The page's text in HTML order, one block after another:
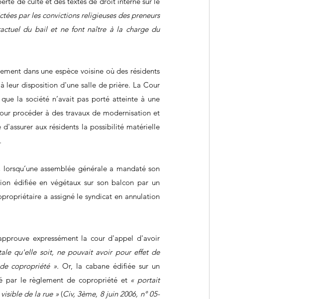
par les convictions religieuses des preneurs
du bail et ne font naître à la charge du
dans une espèce voisine où des résidents
leur disposition d'une salle de prière. La Cour
la société n’avait pas porté atteinte à une
procéder à des travaux de modernisation et
aux résidents la possibilité matérielle
assemblée générale a mandaté son
édifiée en végétaux sur son balcon par un
a assigné le syndicat en annulation
expressément la cour d'appel d'avoir
qu'elle soit, ne pouvait avoir pour effet de
copropriété ». Or, la cabane édifiée sur un
par le règlement de copropriété et « portait
de la rue » (Civ, 3ème, 8 juin 2006, n° 05-